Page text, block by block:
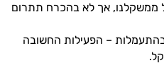
ממשקלנו, אך לא בהכרח תתרום
– הפעילות החשובה